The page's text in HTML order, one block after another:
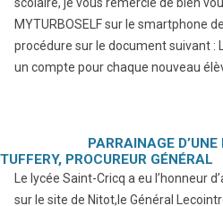
MYTURBOSELF sur le smartphone
procédure sur le document suivant :
un compte pour chaque nouveau
PARRAINAGE
TUFFERY, PROCUREUR GÉNÉRAL
Le lycée Saint-Cricq a eu l’honneur
sur le site de Nitot,le Général